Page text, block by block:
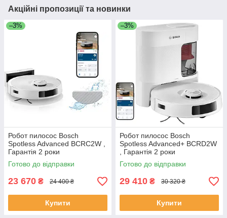
Акційні пропозиції та новинки
–3%
Робот пилосос Bosch
Spotless Advanced BCRC2W ,
Гарантія 2 роки
Готово до відправки
23 670 ₴ 24 400 ₴
Купити
–3%
Робот пилосос Bosch
Spotless Advanced+ BCRD2W
, Гарантія 2 роки
Готово до відправки
29 410 ₴ 30 320 ₴
Купити